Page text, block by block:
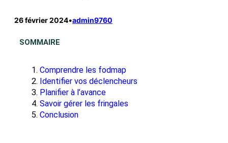
26 février 2024•admin9760
SOMMAIRE
Comprendre les fodmap
Identifier vos déclencheurs
Planifier à l’avance
Savoir gérer les fringales
Conclusion